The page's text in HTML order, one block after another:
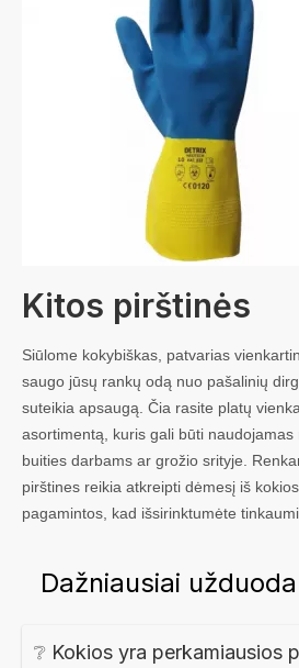
Kitos pirštinės
Siūlome kokybiškas, patvarias
saugo jūsų rankų odą nuo pašalinių
suteikia apsaugą. Čia rasite platų
asortimentą, kuris gali būti naudojamas
buities darbams ar grožio srityje.
pirštines reikia atkreipti dėmesį iš
pagamintos, kad išsirinktumėte
Dažniausiai
❔ Kokios yra perkamiausios